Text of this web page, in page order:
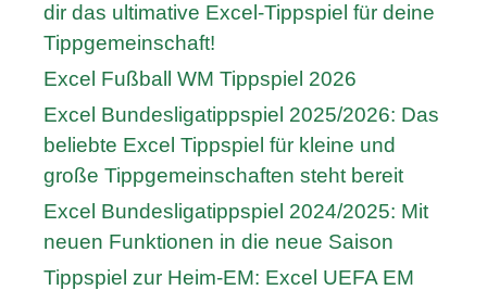
dir das ultimative Excel-Tippspiel für deine
Tippgemeinschaft!
Excel Fußball WM Tippspiel 2026
Excel Bundesligatippspiel 2025/2026: Das
beliebte Excel Tippspiel für kleine und
große Tippgemeinschaften steht bereit
Excel Bundesligatippspiel 2024/2025: Mit
neuen Funktionen in die neue Saison
Tippspiel zur Heim-EM: Excel UEFA EM